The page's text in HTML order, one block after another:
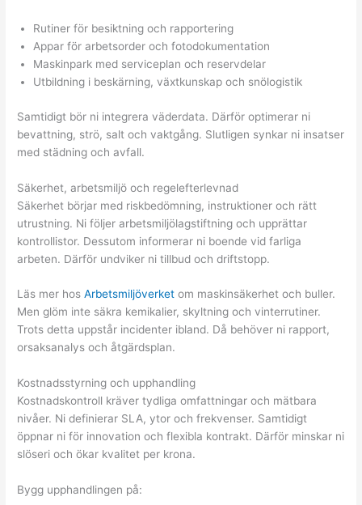
Rutiner för besiktning och rapportering
Appar för arbetsorder och fotodokumentation
Maskinpark med serviceplan och reservdelar
Utbildning i beskärning, växtkunskap och snölogistik
Samtidigt bör ni integrera väderdata. Därför optimerar ni
bevattning, strö, salt och vaktgång. Slutligen synkar ni insatser
med städning och avfall.
Säkerhet, arbetsmiljö och regelefterlevnad
Säkerhet börjar med riskbedömning, instruktioner och rätt
utrustning. Ni följer arbetsmiljölagstiftning och upprättar
kontrollistor. Dessutom informerar ni boende vid farliga
arbeten. Därför undviker ni tillbud och driftstopp.
Läs mer hosArbetsmiljöverket om maskinsäkerhet och buller.
Men glöm inte säkra kemikalier, skyltning och vinterrutiner.
Trots detta uppstår incidenter ibland. Då behöver ni rapport,
orsaksanalys och åtgärdsplan.
Kostnadsstyrning och upphandling
Kostnadskontroll kräver tydliga omfattningar och mätbara
nivåer. Ni definierar SLA, ytor och frekvenser. Samtidigt
öppnar ni för innovation och flexibla kontrakt. Därför minskar ni
slöseri och ökar kvalitet per krona.
Bygg upphandlingen på: